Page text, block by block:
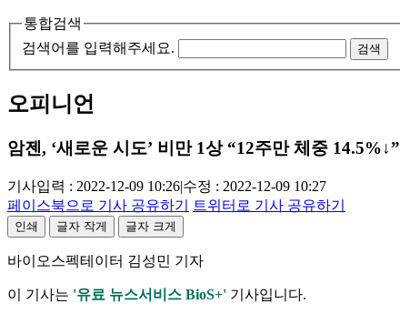
통합검색
검색어를 입력해주세요.
검색
오피니언
암젠, ‘새로운 시도’ 비만 1상 “12주만 체중 14.5%↓”
기사입력 : 2022-12-09 10:26|수정 : 2022-12-09 10:27
페이스북으로 기사 공유하기
트위터로 기사 공유하기
인쇄 글자 작게 글자 크게
바이오스펙테이터 김성민 기자
이 기사는 '유료 뉴스서비스 BioS+' 기사입니다.